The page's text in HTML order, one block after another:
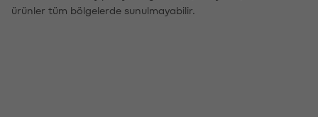
ürünler tüm bölgelerde sunulmayabilir.